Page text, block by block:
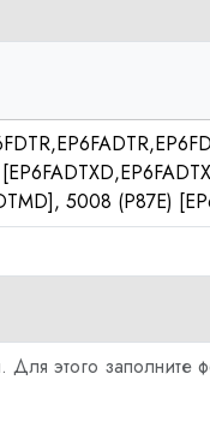
5008 (P87E)
Для этого заполните